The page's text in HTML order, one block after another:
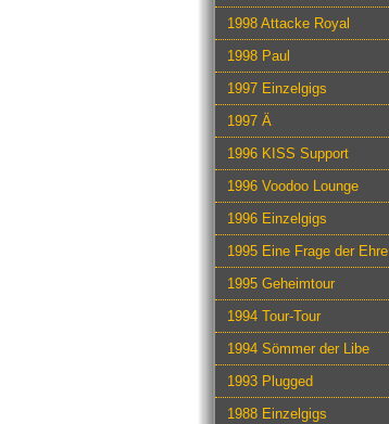
1998 Attacke Royal
1998 Paul
1997 Einzelgigs
1997 Ä
1996 KISS Support
1996 Voodoo Lounge
1996 Einzelgigs
1995 Eine Frage der Ehre
1995 Geheimtour
1994 Tour-Tour
1994 Sömmer der Libe
1993 Plugged
1988 Einzelgigs